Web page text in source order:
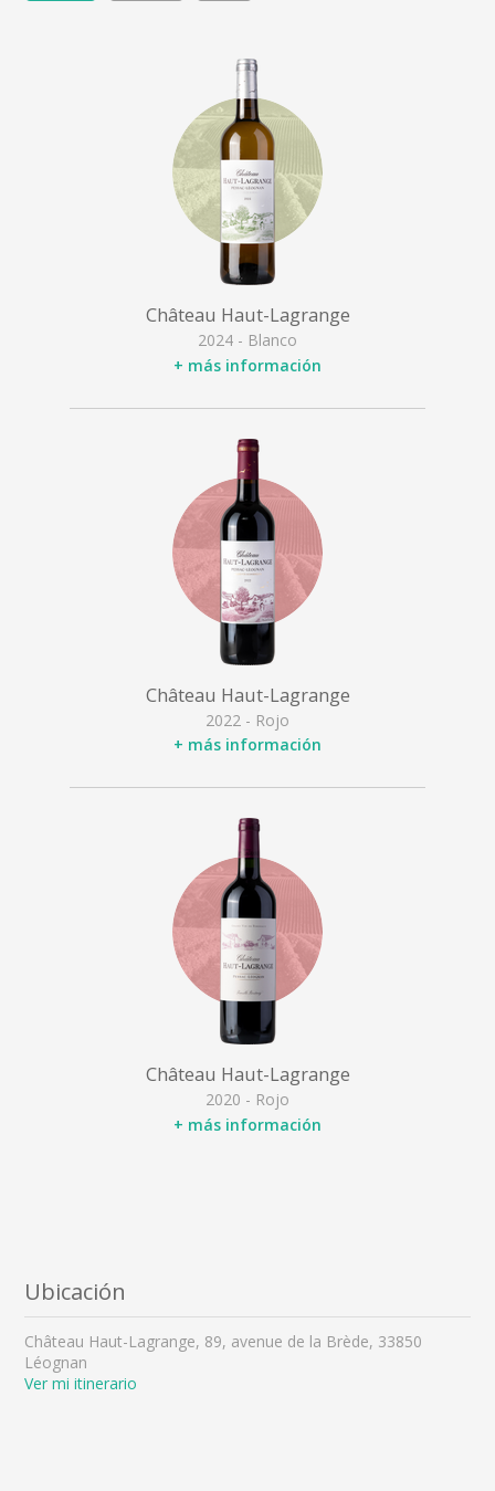
Château Haut-Lagrange
2024 - Blanco
+ más información
Château Haut-Lagrange
2022 - Rojo
+ más información
Château Haut-Lagrange
2020 - Rojo
+ más información
Ubicación
Château Haut-Lagrange, 89, avenue de la Brède, 33850
Léognan
Ver mi itinerario